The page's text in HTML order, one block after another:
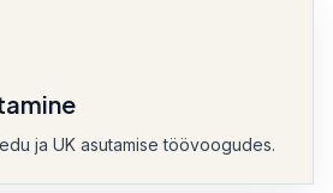
ja UK asutamise töövoogudes.